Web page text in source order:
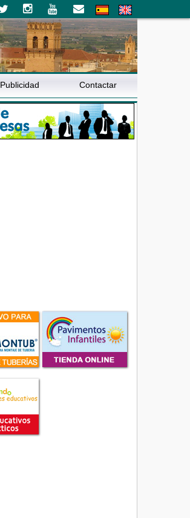
Publicidad Contactar